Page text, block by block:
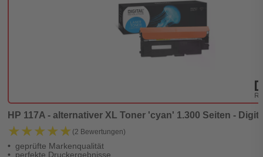
HP 117A - alternativer XL Toner 'cyan' 1.300 Seiten -
★★★★★
★★★★★ (2 Bewertungen)
geprüfte Markenqualität
perfekte Druckergebnisse